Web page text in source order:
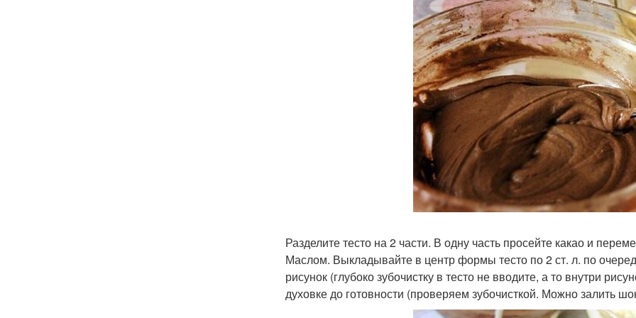
Разделите тесто на 2 части. В одну часть просейте какао и
Маслом. Выкладывайте в центр формы тесто по 2 ст. л. по
рисунок (глубоко зубочистку в тесто не вводите, а то внутри
духовке до готовности (проверяем зубочисткой. Можно залить